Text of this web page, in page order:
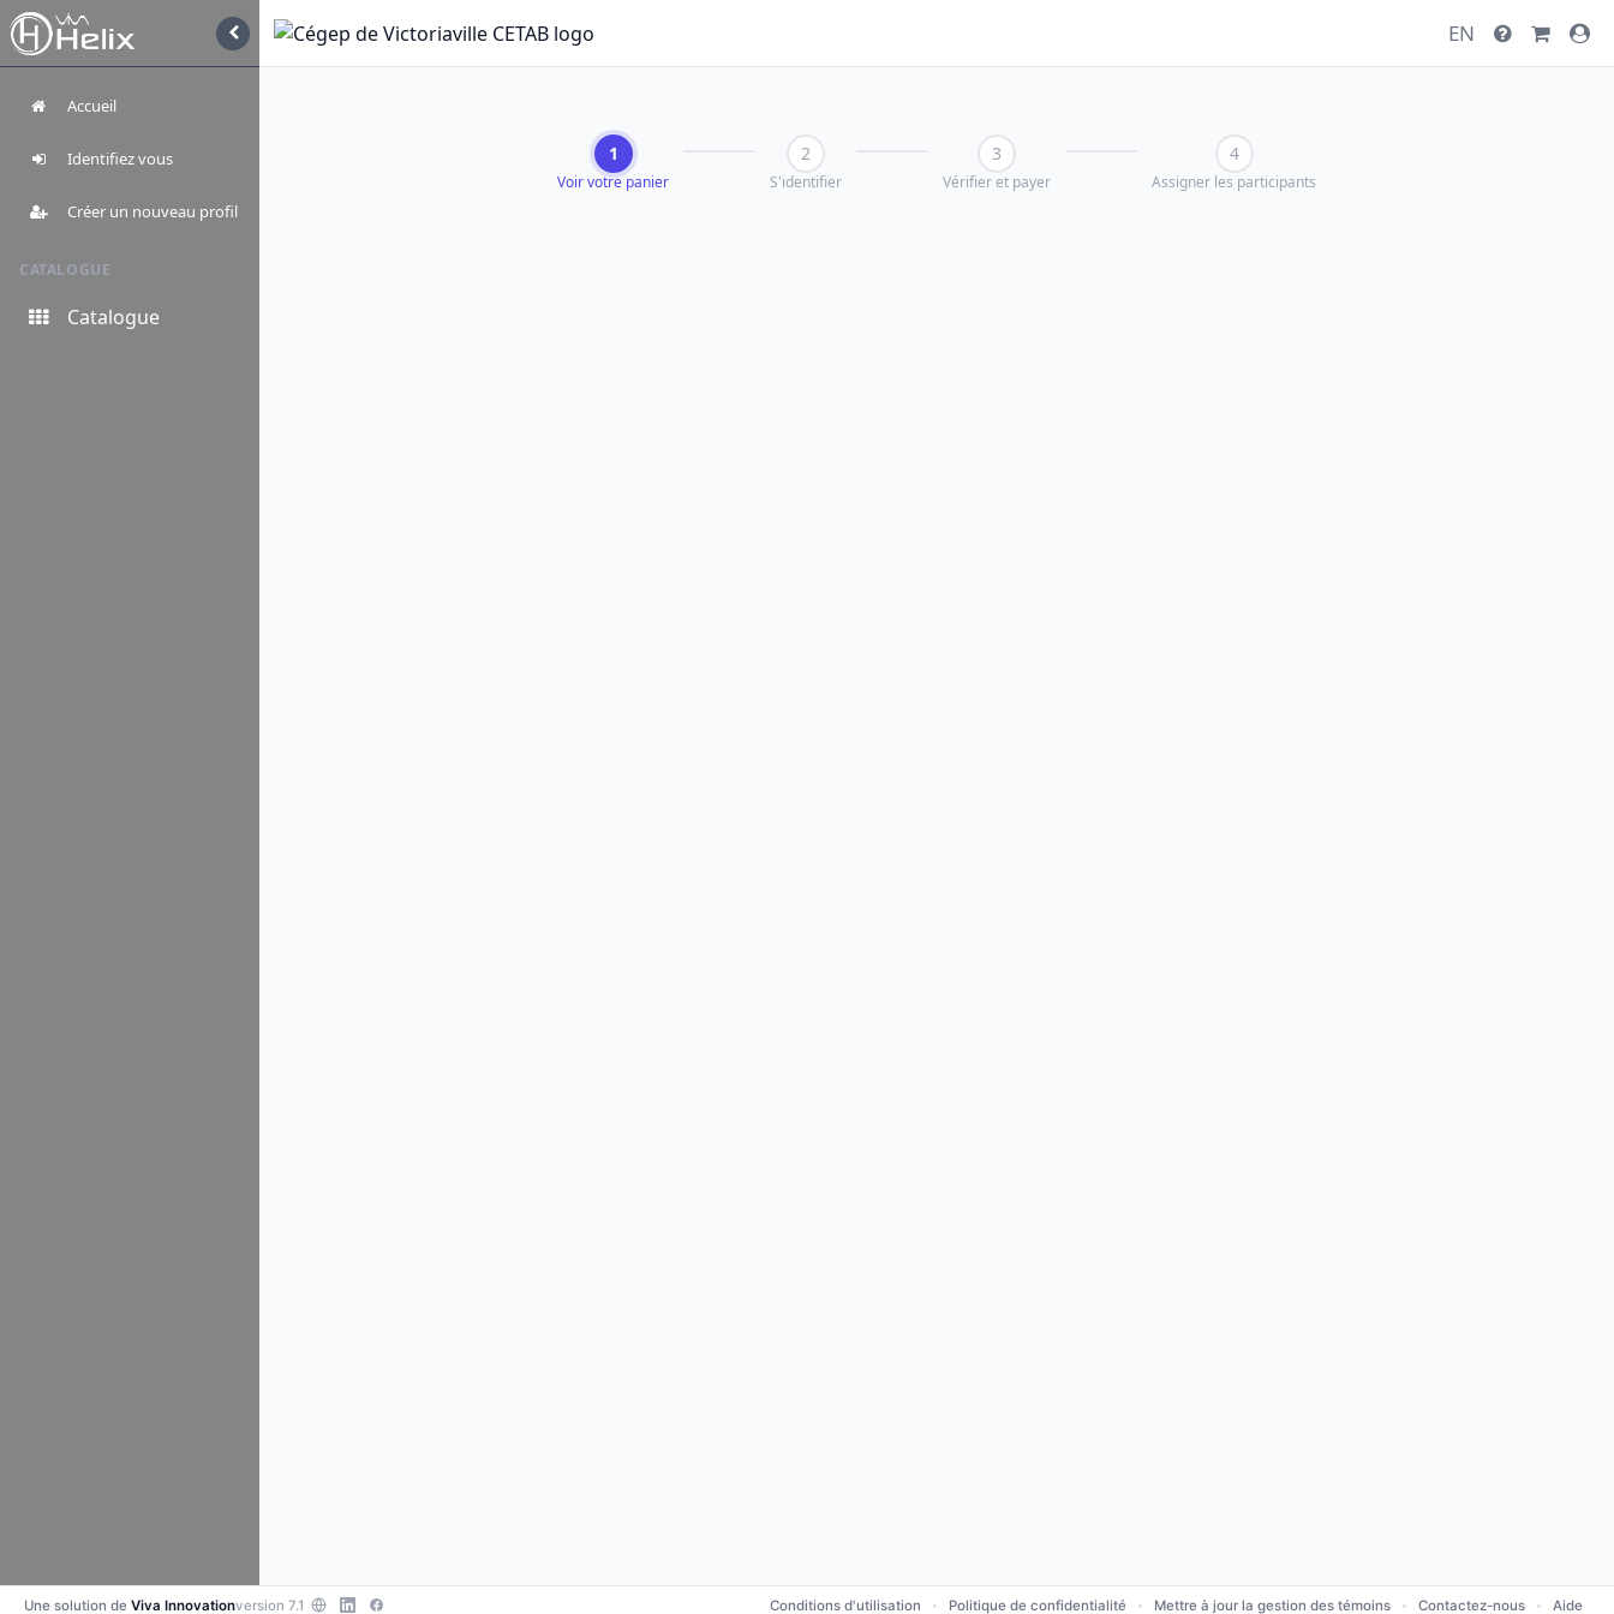
Accueil
Identifiez vous
Créer un nouveau profil
CATALOGUE
Catalogue
EN
1
Voir votre panier
2
S'identifier
3
Vérifier et payer
4
Assigner les participants
Une solution de Viva Innovationversion 7.1 Conditions d'utilisation • Politique de confidentialité • Mettre à jour la gestion des témoins • Contactez-nous • Aide